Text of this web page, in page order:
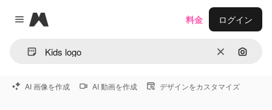
Close menu
Magnific
消去 画像で
料金 ログイン
AI 画像を作成 AI 動画を作成 デザインをカスタマイズ